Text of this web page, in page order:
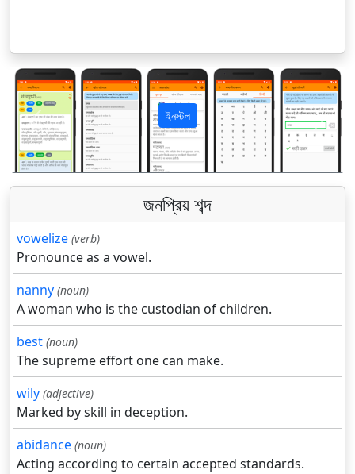
ইনস্টল
पिछला अगला
জনপ্রিয় শব্দ
vowelize (verb)
Pronounce as a vowel.
nanny (noun)
A woman who is the custodian of children.
best (noun)
The supreme effort one can make.
wily (adjective)
Marked by skill in deception.
abidance (noun)
Acting according to certain accepted standards.